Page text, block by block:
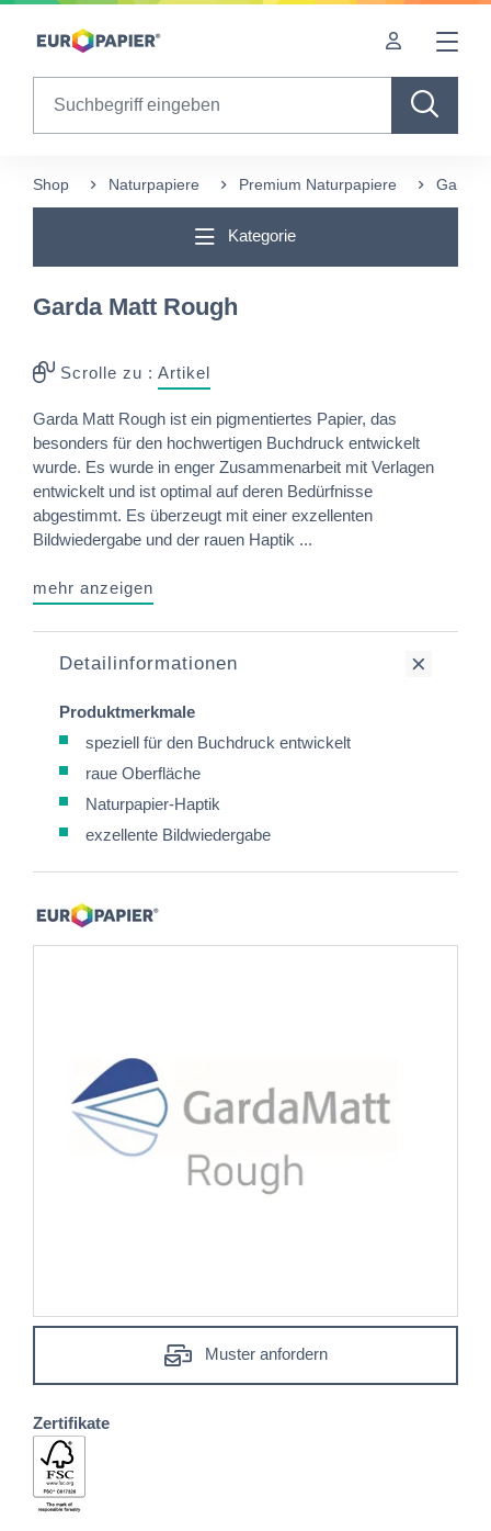
Table Of Content
Diese Produkte könnten Sie auch interessieren
Shop Naturpapiere Premium Naturpapiere Garda
Kategorie
Garda Matt Rough
Scrolle zu : Artikel
Garda Matt Rough ist ein pigmentiertes Papier, das
besonders für den hochwertigen Buchdruck entwickelt
wurde. Es wurde in enger Zusammenarbeit mit Verlagen
entwickelt und ist optimal auf deren Bedürfnisse
abgestimmt. Es überzeugt mit einer exzellenten
Bildwiedergabe und der rauen Haptik ...
mehr anzeigen
Detailinformationen
Produktmerkmale
speziell für den Buchdruck entwickelt
raue Oberfläche
Naturpapier-Haptik
exzellente Bildwiedergabe
Muster anfordern
Zertifikate